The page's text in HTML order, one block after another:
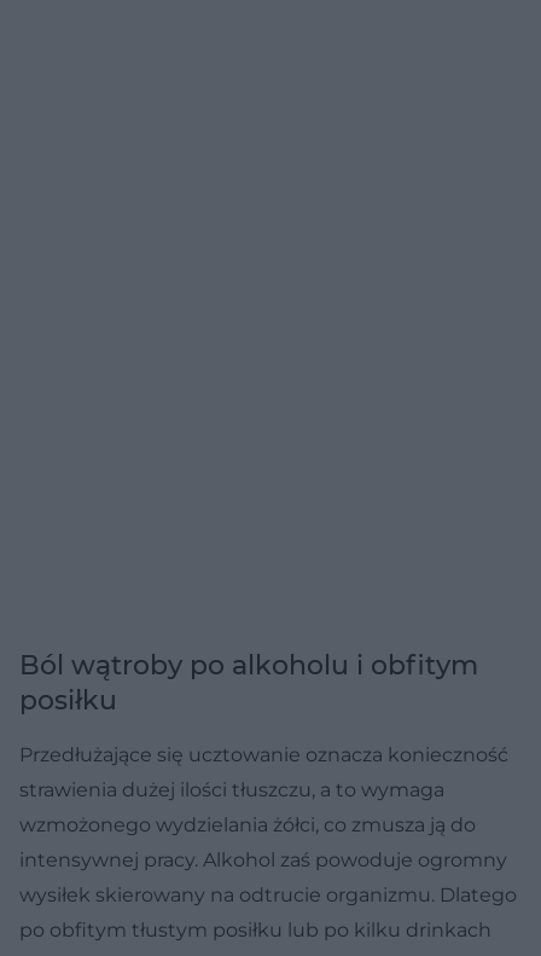
Ból wątroby po alkoholu i obfitym
posiłku
Przedłużające się ucztowanie oznacza konieczność
strawienia dużej ilości tłuszczu, a to wymaga
wzmożonego wydzielania żółci, co zmusza ją do
intensywnej pracy. Alkohol zaś powoduje ogromny
wysiłek skierowany na odtrucie organizmu. Dlatego
po obfitym tłustym posiłku lub po kilku drinkach